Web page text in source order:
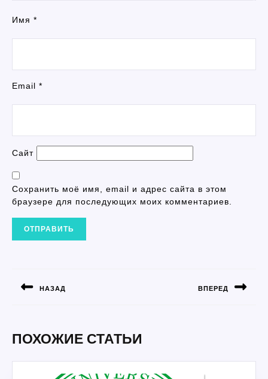
Имя *
Email *
Сайт
Сохранить моё имя, email и адрес сайта в этом
браузере для последующих моих комментариев.
ЗАПИСЯМ
НАЗАД ВПЕРЕД
ПОХОЖИЕ СТАТЬИ